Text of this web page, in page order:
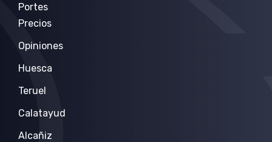
Portes
Precios
Opiniones
Huesca
Teruel
Calatayud
Alcañiz